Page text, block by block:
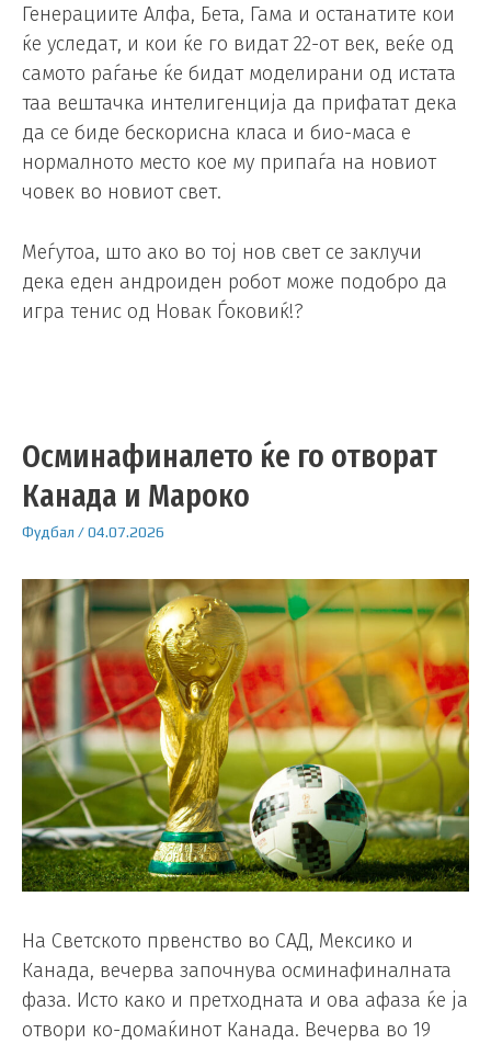
Генерациите Алфа, Бета, Гама и останатите кои
ќе уследат, и кои ќе го видат 22-от век, веќе од
самото раѓање ќе бидат моделирани од истата
таа вештачка интелигенција да прифатат дека
да се биде бескорисна класа и био-маса е
нормалното место кое му припаѓа на новиот
човек во новиот свет.
Меѓутоа, што ако во тој нов свет се заклучи
дека еден андроиден робот може подобро да
игра тенис од Новак Ѓоковиќ!?
Осминафиналето ќе го отворат
Канада и Мароко
Фудбал /04.07.2026
На Светското првенство во САД, Мексико и
Канада, вечерва започнува осминафиналната
фаза. Исто како и претходната и ова афаза ќе ја
отвори ко-домаќинот Канада. Вечерва во 19